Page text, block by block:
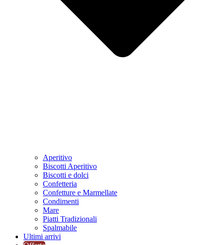
Aperitivo
Biscotti Aperitivo
Biscotti e dolci
Confetteria
Confetture e Marmellate
Condimenti
Mare
Piatti Tradizionali
Spalmabile
Ultimi arrivi